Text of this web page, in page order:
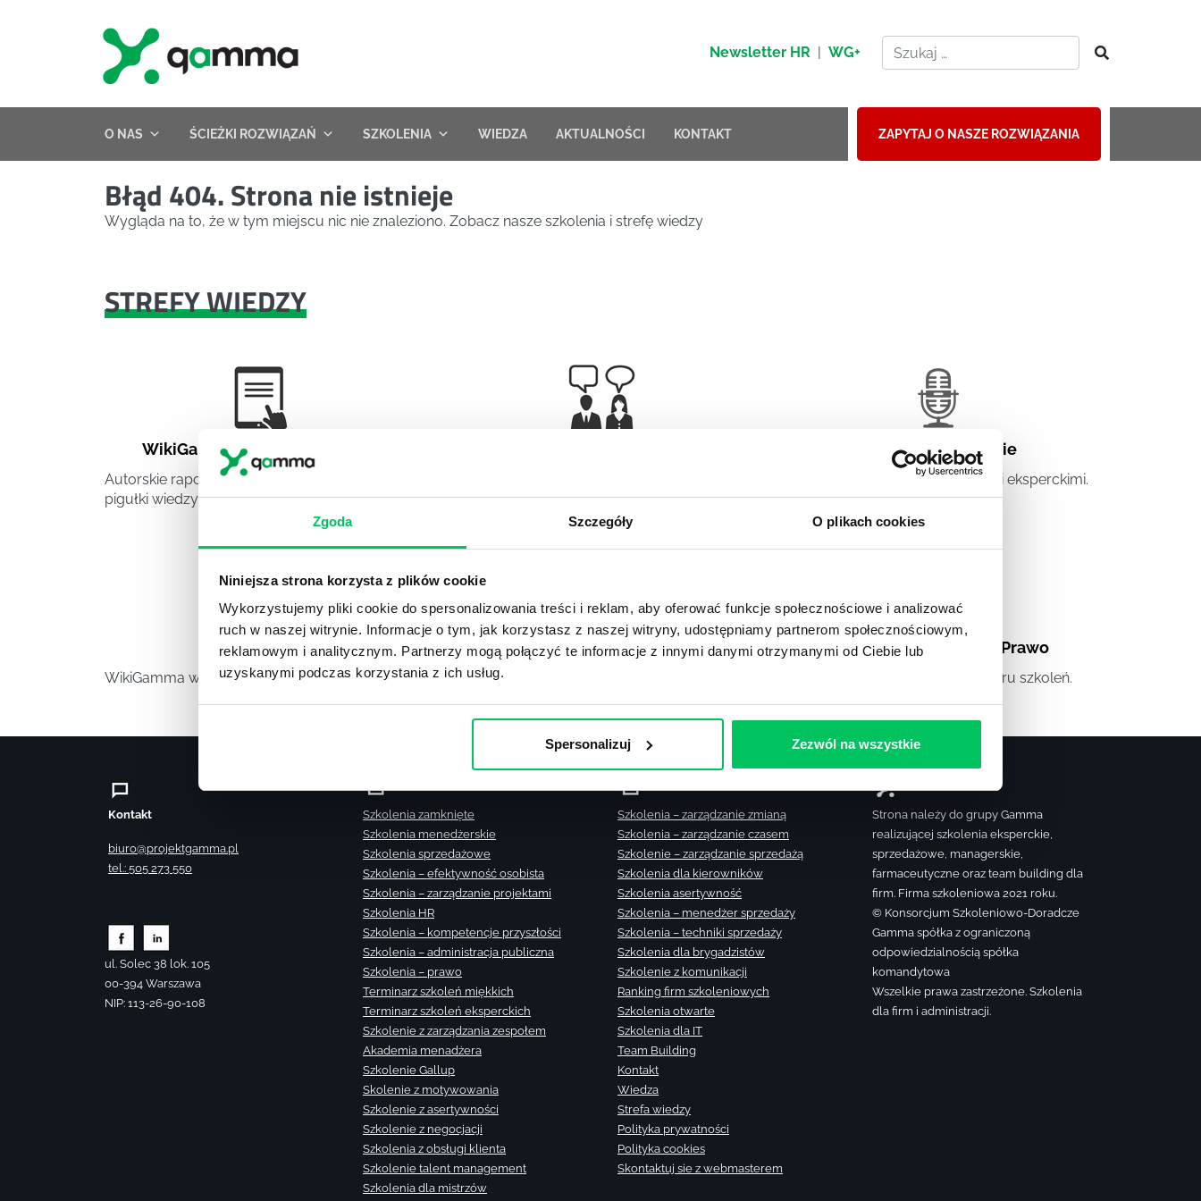
Zgoda Szczegóły O plikach cookies
Niniejsza strona korzysta z plików cookie
Wykorzystujemy pliki cookie do spersonalizowania treści i reklam, aby oferować funkcje społecznościowe i analizować
ruch w naszej witrynie. Informacje o tym, jak korzystasz z naszej witryny, udostępniamy partnerom społecznościowym,
reklamowym i analitycznym. Partnerzy mogą połączyć te informacje z innymi danymi otrzymanymi od Ciebie lub
uzyskanymi podczas korzystania z ich usług.
Spersonalizuj Zezwól na wszystkie
Newsletter HR | WG+
O NAS ŚCIEŻKI ROZWIĄZAŃ SZKOLENIA WIEDZA AKTUALNOŚCI KONTAKT ZAPYTAJ O NASZE ROZWIĄZANIA
Błąd 404. Strona nie istnieje
Wygląda na to, że w tym miejscu nic nie znaleziono. Zobacz nasze szkolenia i strefę wiedzy
STREFY WIEDZY
WikiGamma ,Delegowanie
Autorskie raporty, wartościowy know-how,
pigułki wiedzy.
obszaru HR.
Artykuły eksperckie
Artykuły związane ze szkoleniami eksperckimi.
Video
WikiGamma w formacie video.
Recenzje ,Stanowiska pracy
Recenzje książek, lista najpopularniejszych
Artykuły, Artykuły cd. Prawo
Standardowe informacje z obszaru szkoleń.
Kontakt
biuro@projektgamma.pl
tel.: 505 273 550
ul. Solec 38 lok. 105
00-394 Warszawa
NIP: 113-26-90-108
Szkolenia zamknięte
Szkolenia menedżerskie
Szkolenia sprzedażowe
Szkolenia – efektywność osobista
Szkolenia – zarządzanie projektami
Szkolenia HR
Szkolenia – kompetencje przyszłości
Szkolenia – administracja publiczna
Szkolenia – prawo
Terminarz szkoleń miękkich
Terminarz szkoleń eksperckich
Szkolenie z zarządzania zespołem
Akademia menadżera
Szkolenie Gallup
Skolenie z motywowania
Szkolenie z asertywności
Szkolenie z negocjacji
Szkolenia z obsługi klienta
Szkolenie talent management
Szkolenia dla mistrzów
Szkolenia – zarządzanie zmianą
Szkolenia – zarządzanie czasem
Szkolenie – zarządzanie sprzedażą
Szkolenia dla kierowników
Szkolenia asertywność
Szkolenia – menedżer sprzedaży
Szkolenia – techniki sprzedaży
Szkolenia dla brygadzistów
Szkolenie z komunikacji
Ranking firm szkoleniowych
Szkolenia otwarte
Szkolenia dla IT
Team Building
Kontakt
Wiedza
Strefa wiedzy
Polityka prywatności
Polityka cookies
Skontaktuj sie z webmasterem
Strona należy do grupy Gamma
realizującej szkolenia eksperckie,
sprzedażowe, managerskie,
farmaceutyczne oraz team building dla
firm. Firma szkoleniowa 2021 roku.
© Konsorcjum Szkoleniowo-Doradcze
Gamma spółka z ograniczoną
odpowiedzialnością spółka
komandytowa
Wszelkie prawa zastrzeżone. Szkolenia
dla firm i administracji.